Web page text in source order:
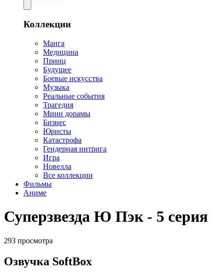
Коллекции
Манга
Медицина
Принц
Будущее
Боевые искусства
Музыка
Реальные события
Трагедия
Мини дорамы
Бизнес
Юристы
Катастрофа
Гендерная интрига
Игра
Новелла
Все коллекции
Фильмы
Аниме
Суперзвезда Ю Пэк - 5 серия
293 просмотра
Озвучка SoftBox